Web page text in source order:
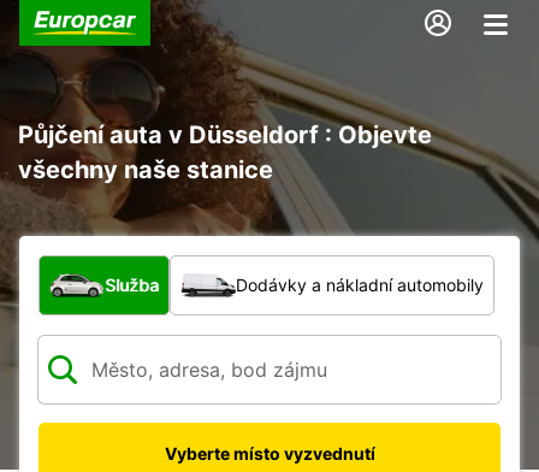
Půjčení auta v Düsseldorf : Objevte
všechny naše stanice
Jaký typ vozidla?
Služba Dodávky a nákladní automobily
Vyberte místo vyzvednutí